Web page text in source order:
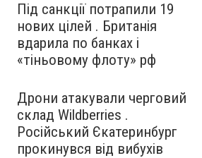
Під санкції потрапили 19
нових цілей . Британія
вдарила по банках і
«тіньовому флоту» рф
Дрони атакували черговий
склад Wildberries .
Російський Єкатеринбург
прокинувся від вибухів